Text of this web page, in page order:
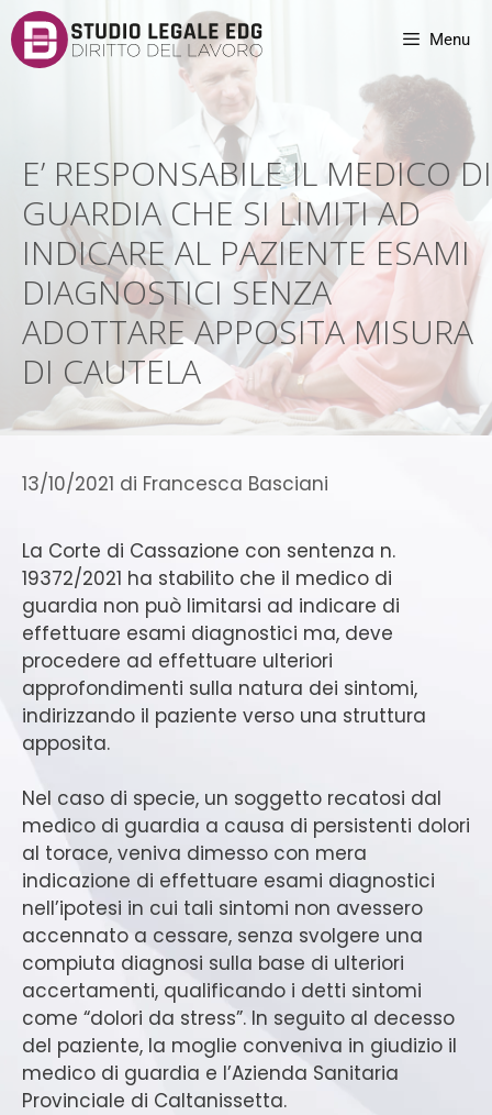
Menu
E’ RESPONSABILE IL MEDICO DI
GUARDIA CHE SI LIMITI AD
INDICARE AL PAZIENTE ESAMI
DIAGNOSTICI SENZA
ADOTTARE APPOSITA MISURA
DI CAUTELA
13/10/2021 di Francesca Basciani
La Corte di Cassazione con sentenza n.
19372/2021 ha stabilito che il medico di
guardia non può limitarsi ad indicare di
effettuare esami diagnostici ma, deve
procedere ad effettuare ulteriori
approfondimenti sulla natura dei sintomi,
indirizzando il paziente verso una struttura
apposita.
Nel caso di specie, un soggetto recatosi dal
medico di guardia a causa di persistenti dolori
al torace, veniva dimesso con mera
indicazione di effettuare esami diagnostici
nell’ipotesi in cui tali sintomi non avessero
accennato a cessare, senza svolgere una
compiuta diagnosi sulla base di ulteriori
accertamenti, qualificando i detti sintomi
come “dolori da stress”. In seguito al decesso
del paziente, la moglie conveniva in giudizio il
medico di guardia e l’Azienda Sanitaria
Provinciale di Caltanissetta.